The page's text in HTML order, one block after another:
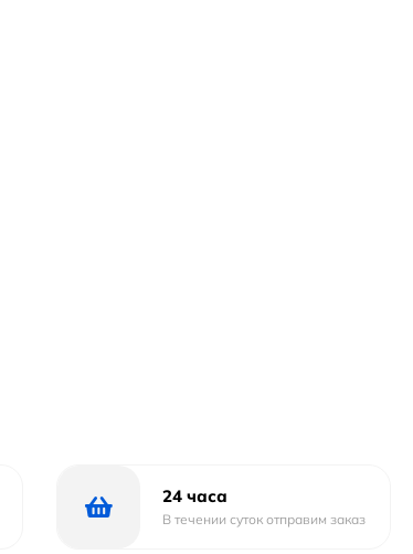
24 часа
В течении суток отправим заказ